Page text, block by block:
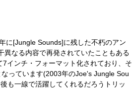
に[Jungle Sounds]に残した不朽のアン
なる内容で再発されていたこともある
インチ・フォーマット化されており、そ
っています(2003年のJoe's Jungle Sou
も一線で活躍してくれるだろうトリッ